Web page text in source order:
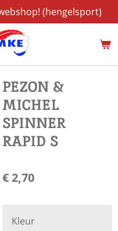
(hengelsport)
PEZON &
MICHEL
SPINNER
RAPID S
€ 2,70
Kleur